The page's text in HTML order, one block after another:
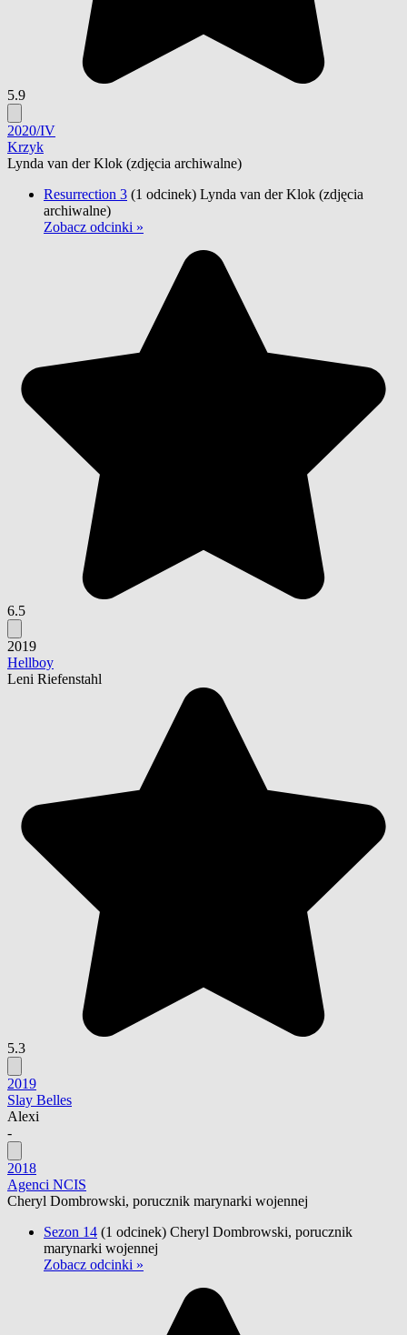
5.9
2020/IV
Krzyk
Lynda van der Klok (zdjęcia archiwalne)
Resurrection 3 (1 odcinek) Lynda van der Klok (zdjęcia
archiwalne)
Zobacz odcinki »
6.5
2019
Hellboy
Leni Riefenstahl
5.3
2019
Slay Belles
Alexi
-
2018
Agenci NCIS
Cheryl Dombrowski, porucznik marynarki wojennej
Sezon 14 (1 odcinek) Cheryl Dombrowski, porucznik
marynarki wojennej
Zobacz odcinki »